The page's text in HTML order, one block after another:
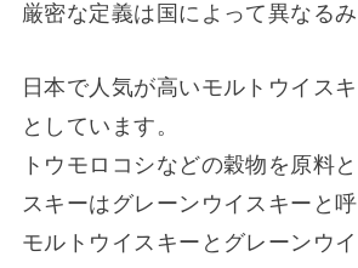
厳密な定義は国によって異なるみ
日本で人気が高いモルトウイス
としています。
トウモロコシなどの穀物を原料
スキーはグレーンウイスキーと呼
モルトウイスキーとグレーンウ